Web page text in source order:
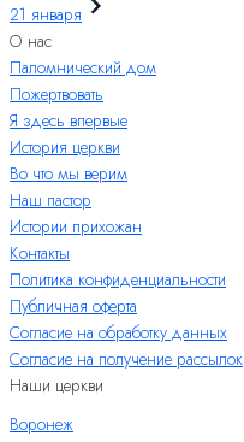
21 января
О нас
Паломнический дом
Пожертвовать
Я здесь впервые
История церкви
Во что мы верим
Наш пастор
Истории прихожан
Контакты
Политика конфиденциальности
Публичная оферта
Согласие на обработку данных
Согласие на получение рассылок
Наши церкви
Воронеж